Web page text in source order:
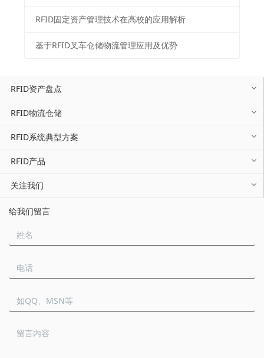
RFID固定资产管理技术在高校的应用解析
基于RFID叉车仓储物流管理应用及优势
RFID资产盘点
RFID物流仓储
RFID系统典型方案
RFID产品
关注我们
给我们留言